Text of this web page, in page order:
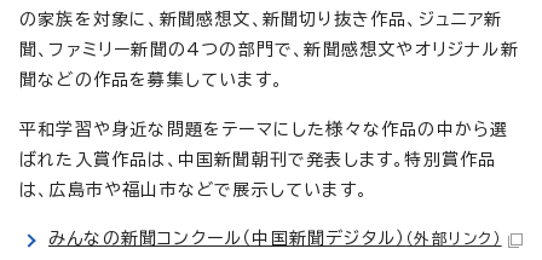
の家族を対象に、新聞感想文、新聞切り抜き作品、ジュニア新
聞、ファミリー新聞の4つの部門で、新聞感想文やオリジナル新
聞などの作品を募集しています。
平和学習や身近な問題をテーマにした様々な作品の中から選
ばれた入賞作品は、中国新聞朝刊で発表します。特別賞作品
は、広島市や福山市などで展示しています。
みんなの新聞コンクール（中国新聞デジタル） （外部リンク）